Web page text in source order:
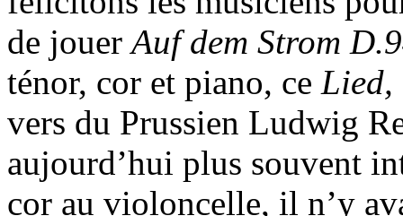
de jouerAuf dem Strom
ténor, cor et piano, ce Lied,
vers du Prussien Ludwig
aujourd’hui plus souvent
cor au violoncelle, il n’y